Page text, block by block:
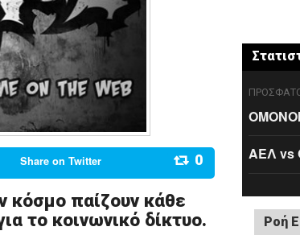
Share on Twitter 0
κόσμο παίζουν κάθε
το κοινωνικό δίκτυο.
ΑΕΛ vs
Ροή